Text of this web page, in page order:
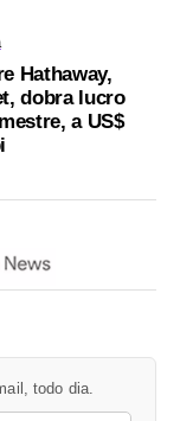
Hathaway,
dobra lucro
a US$
todo dia.